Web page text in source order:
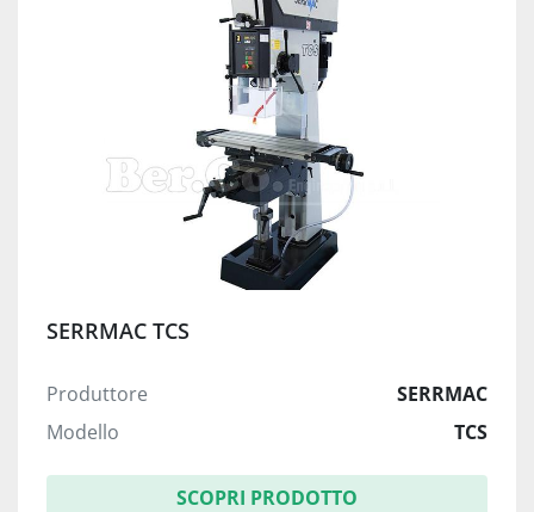
SERRMAC TCS
Produttore
SERRMAC
Modello
TCS
SCOPRI PRODOTTO